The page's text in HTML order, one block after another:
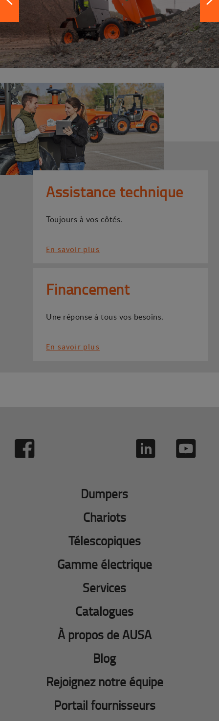
Assistance technique
Toujours à vos côtés.
En savoir plus
Financement
Une réponse à tous vos besoins.
En savoir plus
Dumpers
Chariots
Télescopiques
Gamme électrique
Services
Catalogues
À propos de AUSA
Blog
Rejoignez notre équipe
Portail fournisseurs